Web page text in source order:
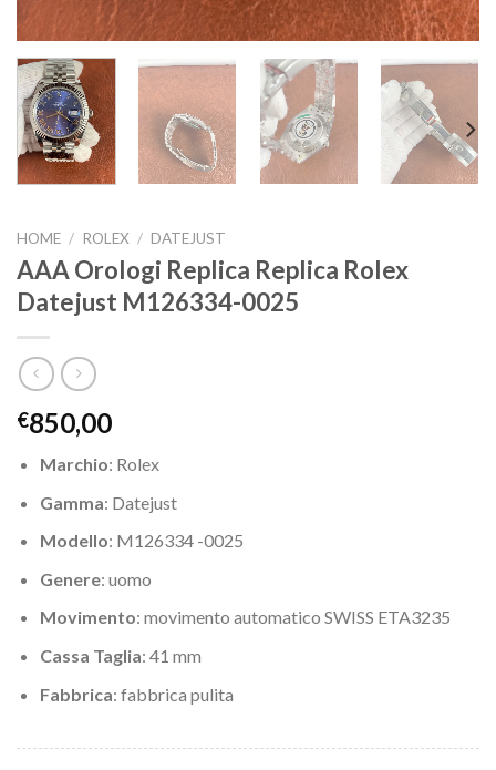
HOME / ROLEX / DATEJUST
AAA Orologi Replica Replica Rolex
Datejust M126334-0025
€850,00
Marchio: Rolex
Gamma: Datejust
Modello: M126334 -0025
Genere: uomo
Movimento: movimento automatico SWISS ETA3235
Cassa Taglia: 41 mm
Fabbrica: fabbrica pulita